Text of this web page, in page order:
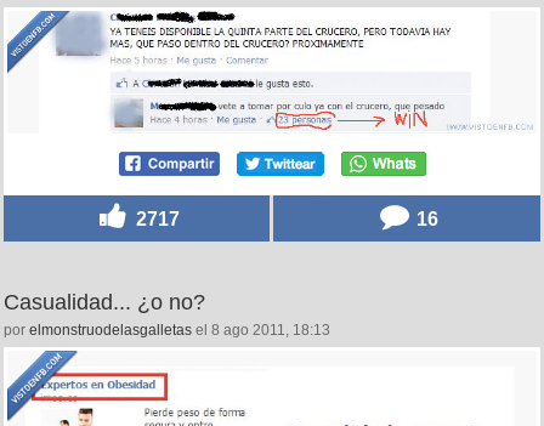
2717 16
Casualidad... ¿o no?
por elmonstruodelasgalletas el 8 ago 2011, 18:13